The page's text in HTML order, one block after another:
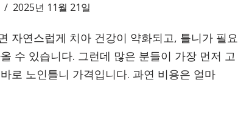
2025년 11월 21일
자연스럽게 치아 건강이 약화되고, 틀니가 필요
수 있습니다. 그런데 많은 분들이 가장 먼저 고
로 노인틀니 가격입니다. 과연 비용은 얼마